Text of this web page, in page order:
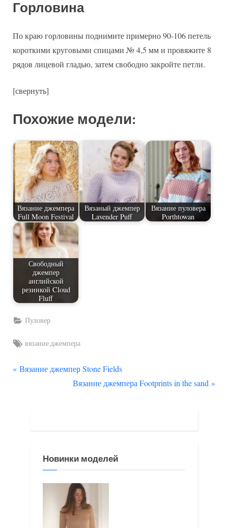
Горловина
По краю горловины поднимите примерно 90-106 петель
короткими круговыми спицами № 4,5 мм и провяжите 8
рядов лицевой гладью, затем свободно закройте петли.
[свернуть]
Похожие модели:
Вязание джемпера
Full Moon Festival
Вязаный джемпер
Lavender Puff
Вязание пуловера
Porthtowan
Свободный
джемпер
английской
резинкой Cloud
Fluff
Пуловер
Tags:
вязание джемпера
Навигация
П
Вязание джемпер Stone Fields
С
а
я
з
Вязание джемпера Footprints in the sand
Новинки моделей